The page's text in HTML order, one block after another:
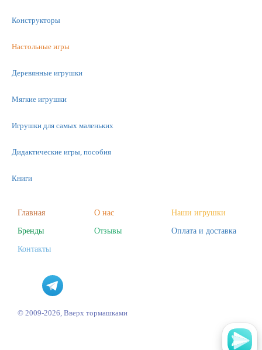
Конструкторы
Настольные игры
Деревянные игрушки
Мягкие игрушки
Игрушки для самых маленьких
Дидактические игры, пособия
Книги
Фигурки
Наборы для творчества
Пазлы
Главная О нас
Наши игрушки
Бренды
Отзывы
Оплата и доставка
Контакты
© 2009-2026, Вверх тормашками